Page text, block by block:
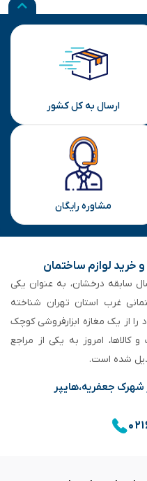
ارسال به کل کشور
مشاوره رایگان
خرید لوازم ساختمان
ساختمانی خاجی‌ با بیش از ۵۰ سال سابقه‌ درخشان، به عنوان یکی
غرب استان تهران شناخته
از یک مغازه ابزارفروشی کوچک
امروز به یکی از مراجع
شده است.
شهرک جعفریه،هایپر